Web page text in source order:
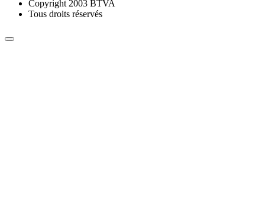
Copyright 2003 BTVA
Tous droits réservés